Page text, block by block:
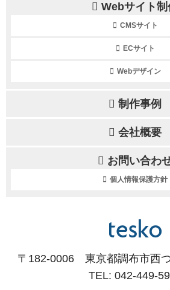
Webサイト制
CMSサイト
ECサイト
Webデザイン
制作事例
会社概要
お問い合わ
個人情報保護方針
〒182-0006 東京都調布市西
TEL: 042-449-